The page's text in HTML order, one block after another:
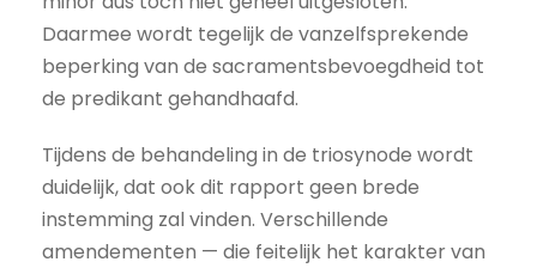
Daarmee wordt tegelijk de vanzelfsprekende
beperking van de sacramentsbevoegdheid tot
de predikant gehandhaafd.
Tijdens de behandeling in de triosynode wordt
duidelijk, dat ook dit rapport geen brede
instemming zal vinden. Verschillende
amendementen — die feitelijk het karakter van